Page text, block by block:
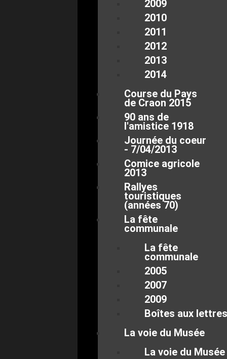
2009
2010
2011
2012
2013
2014
Course du Pays
de Craon 2015
90 ans de
l'amistice 1918
Journée du coeur
- 7/04/2013
Comice agricole
2013
Rallyes
touristiques
(années 70)
La fête
communale
La fête
communale
2005
2007
2009
Boîtes aux lettres
La voie du Musée
La voie du Musée